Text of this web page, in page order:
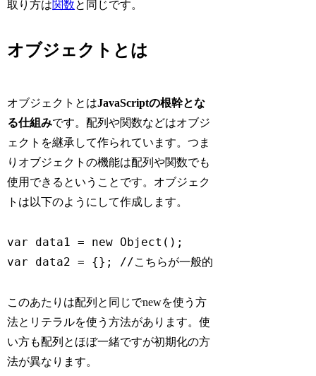
取り方は関数と同じです。
オブジェクトとは
オブジェクトとはJavaScriptの根幹とな
る仕組みです。配列や関数などはオブジ
ェクトを継承して作られています。つま
りオブジェクトの機能は配列や関数でも
使用できるということです。オブジェク
トは以下のようにして作成します。
var data1 = new Object();
var data2 = {}; //こちらが一般的
このあたりは配列と同じでnewを使う方
法とリテラルを使う方法があります。使
い方も配列とほぼ一緒ですが初期化の方
法が異なります。